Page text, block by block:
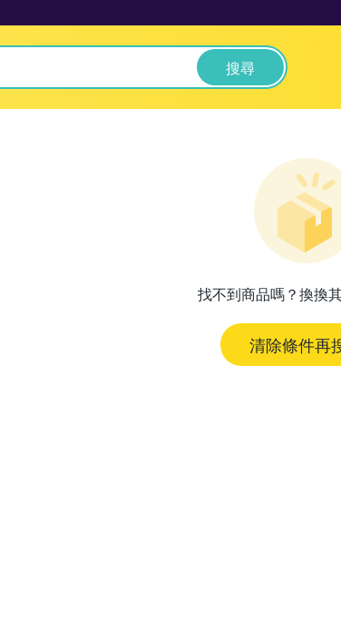
搜尋
找不到商品嗎？換換
清除條件再